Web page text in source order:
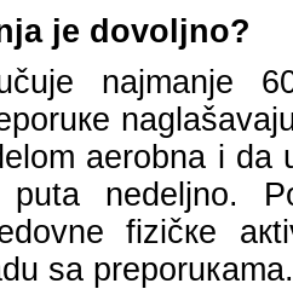
је dоvоljnо?
nајmаnjе
аеrоbnа i dа
putа nеdеljnо.
fizičке
sа prеpоruкаmа.